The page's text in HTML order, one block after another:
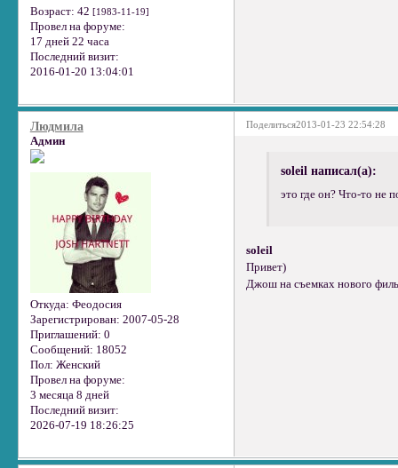
Возраст: 42 [1983-11-19]
Провел на форуме:
17 дней 22 часа
Последний визит:
2016-01-20 13:04:01
Поделиться2013-01-23 22:54:28
Людмила
Админ
Откуда: Феодосия
Зарегистрирован: 2007-05-28
Приглашений: 0
Сообщений: 18052
Пол: Женский
Провел на форуме:
3 месяца 8 дней
Последний визит:
2026-07-19 18:26:25
soleil написал(а):
это где он? Что-то не
soleil
Привет)
Джош на съемках нового